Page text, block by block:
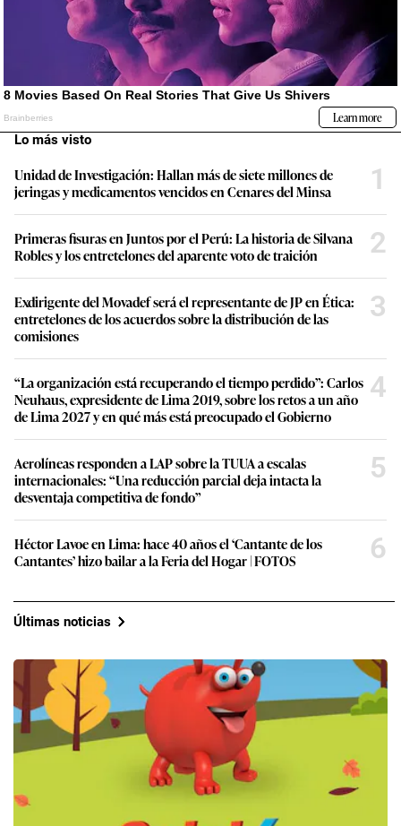
Lo más visto
Unidad de Investigación: Hallan más de siete millones de
jeringas y medicamentos vencidos en Cenares del Minsa
1
Primeras fisuras en Juntos por el Perú: La historia de Silvana
Robles y los entretelones del aparente voto de traición
2
Exdirigente del Movadef será el representante de JP en Ética:
entretelones de los acuerdos sobre la distribución de las
comisiones
3
“La organización está recuperando el tiempo perdido”: Carlos
Neuhaus, expresidente de Lima 2019, sobre los retos a un año
de Lima 2027 y en qué más está preocupado el Gobierno
4
Aerolíneas responden a LAP sobre la TUUA a escalas
internacionales: “Una reducción parcial deja intacta la
desventaja competitiva de fondo”
5
Héctor Lavoe en Lima: hace 40 años el ‘Cantante de los
Cantantes’ hizo bailar a la Feria del Hogar | FOTOS
6
Últimas noticias